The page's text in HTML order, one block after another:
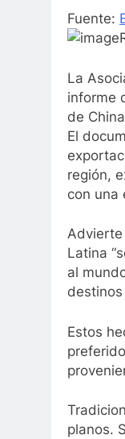
Fuente:
La
informe
de
El
región,
con una
Advierte
Latina
al
Estos
planos.